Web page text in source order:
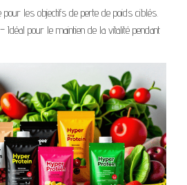
pour les objectifs de perte de poids ciblés.
– Idéal pour le maintien de la vitalité pendant